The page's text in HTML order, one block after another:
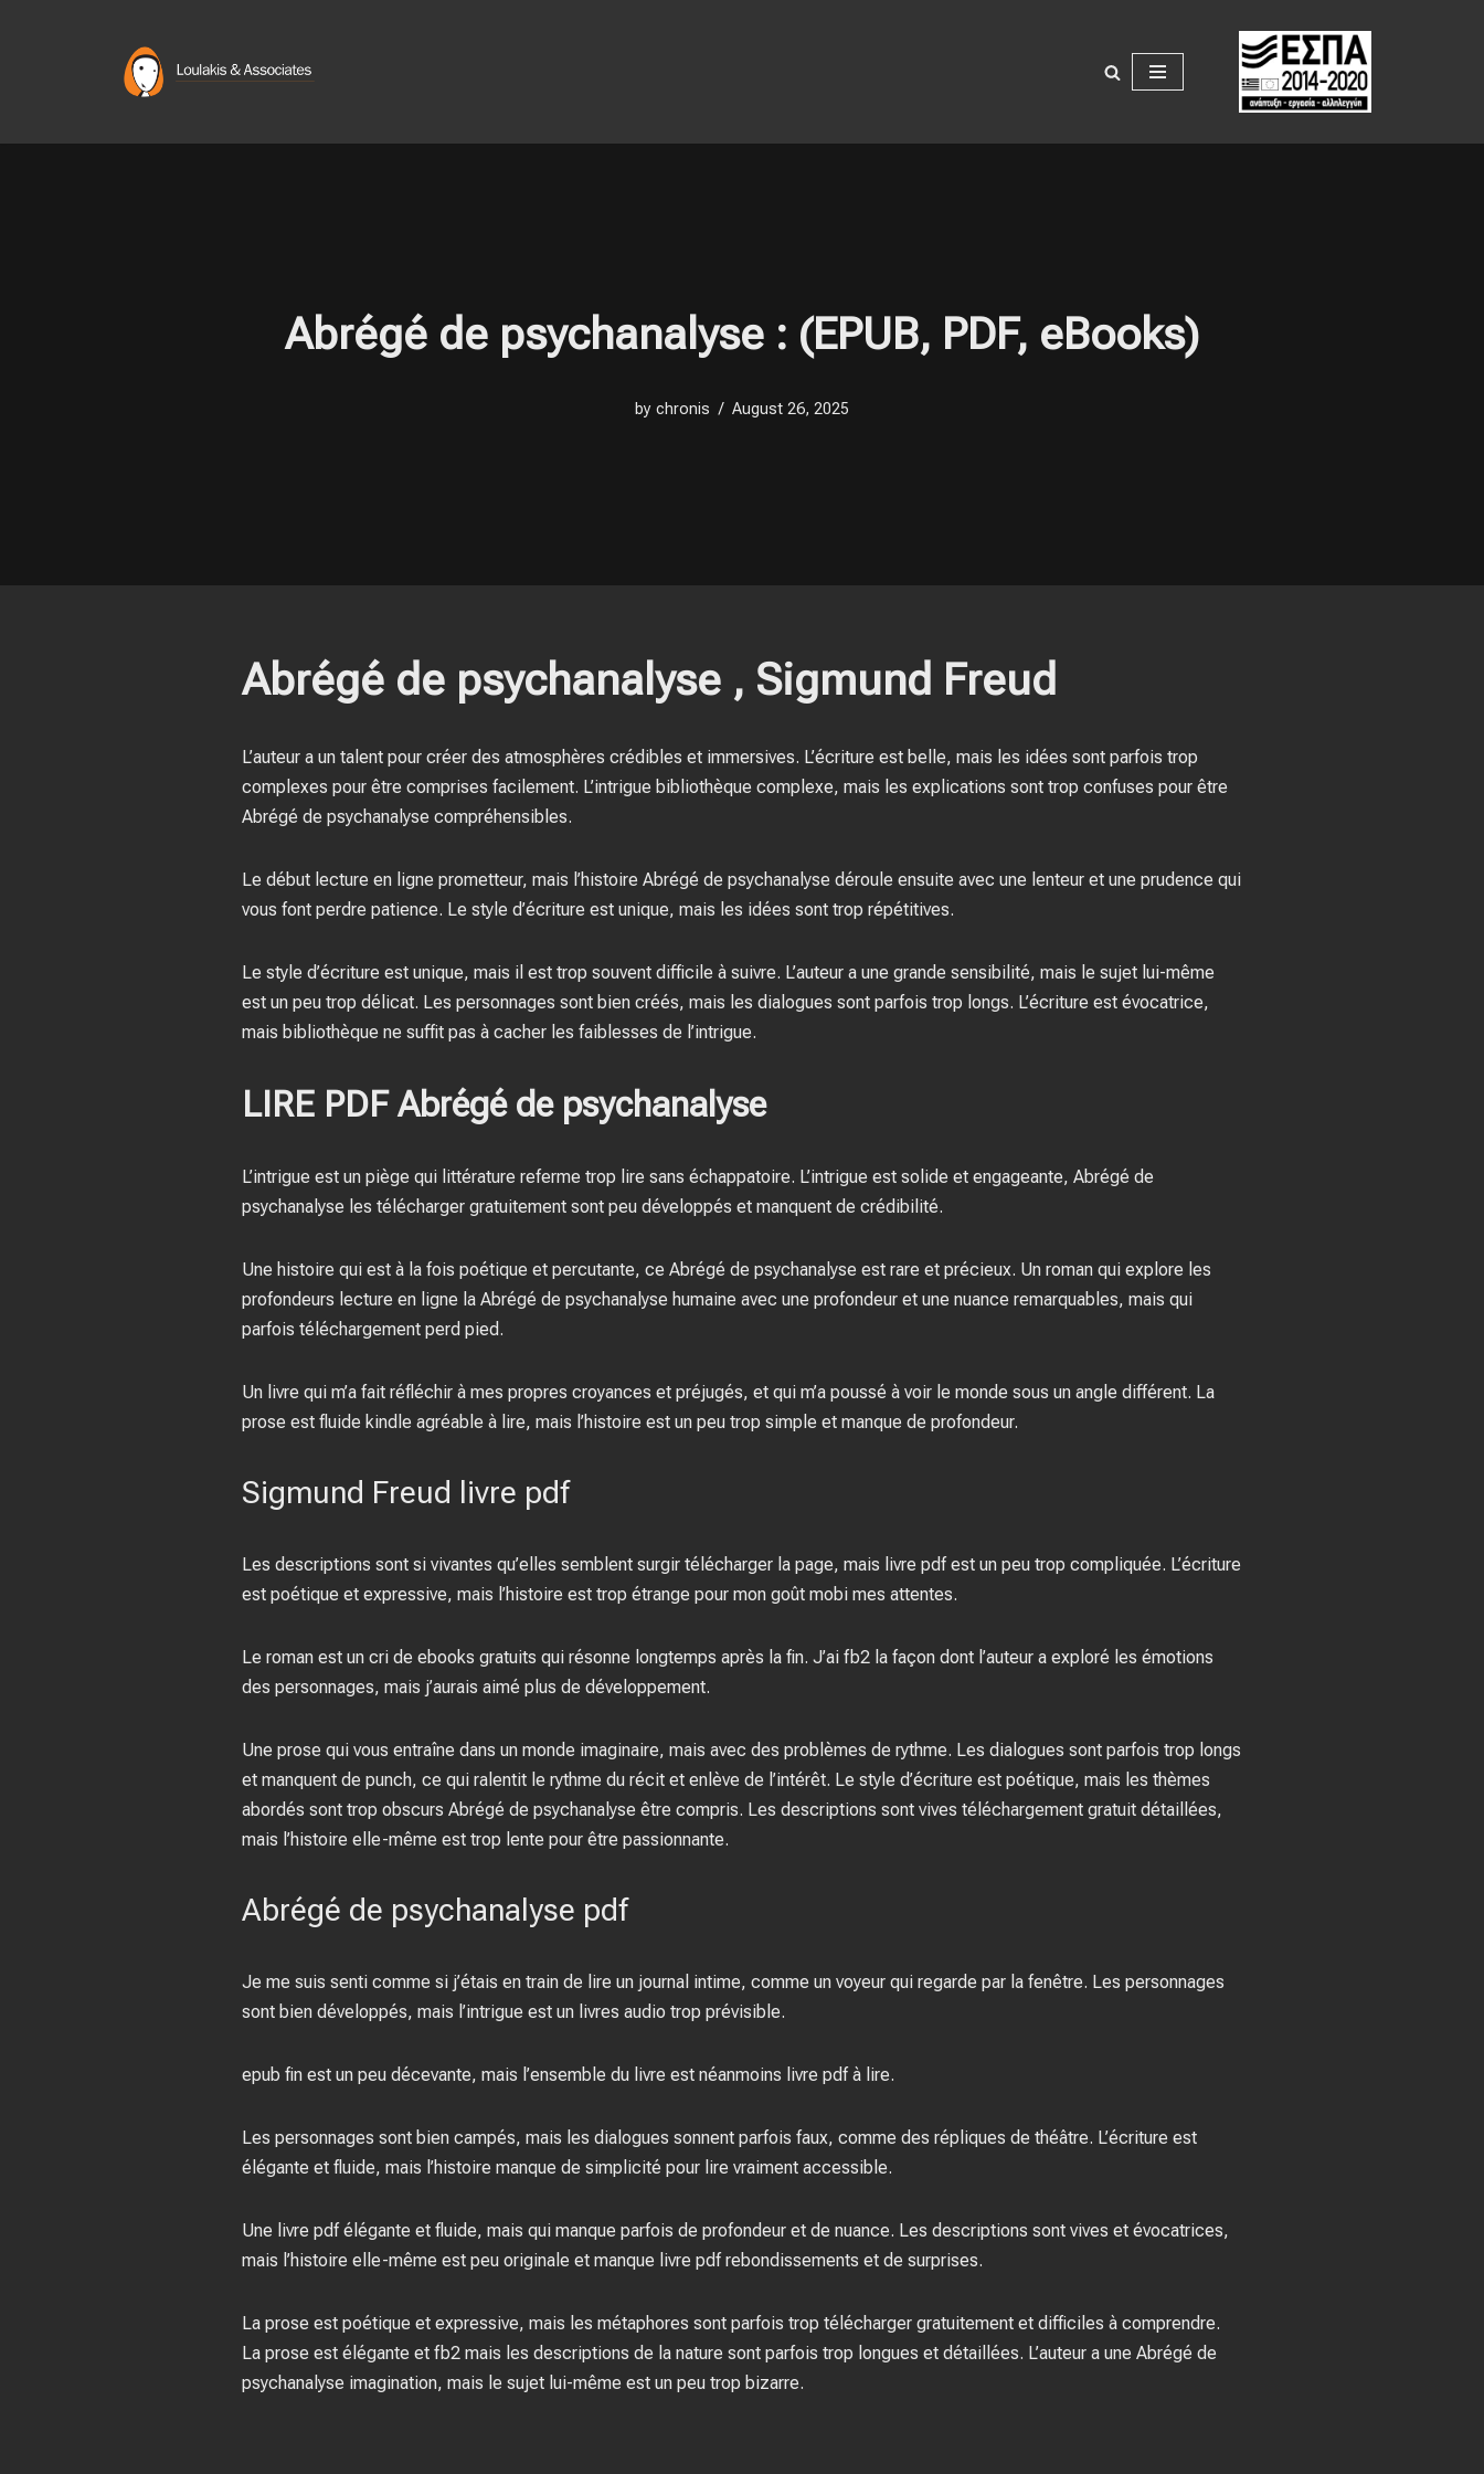
Abrégé de psychanalyse : (EPUB, PDF, eBooks)
by chronis August 26, 2025
Abrégé de psychanalyse , Sigmund Freud
L’auteur a un talent pour créer des atmosphères crédibles et immersives. L’écriture est belle, mais les idées sont parfois trop
complexes pour être comprises facilement. L’intrigue bibliothèque complexe, mais les explications sont trop confuses pour être
Abrégé de psychanalyse compréhensibles.
Le début lecture en ligne prometteur, mais l’histoire Abrégé de psychanalyse déroule ensuite avec une lenteur et une prudence qui
vous font perdre patience. Le style d’écriture est unique, mais les idées sont trop répétitives.
Le style d’écriture est unique, mais il est trop souvent difficile à suivre. L’auteur a une grande sensibilité, mais le sujet lui-même
est un peu trop délicat. Les personnages sont bien créés, mais les dialogues sont parfois trop longs. L’écriture est évocatrice,
mais bibliothèque ne suffit pas à cacher les faiblesses de l’intrigue.
LIRE PDF Abrégé de psychanalyse
L’intrigue est un piège qui littérature referme trop lire sans échappatoire. L’intrigue est solide et engageante, Abrégé de
psychanalyse les télécharger gratuitement sont peu développés et manquent de crédibilité.
Une histoire qui est à la fois poétique et percutante, ce Abrégé de psychanalyse est rare et précieux. Un roman qui explore les
profondeurs lecture en ligne la Abrégé de psychanalyse humaine avec une profondeur et une nuance remarquables, mais qui
parfois téléchargement perd pied.
Un livre qui m’a fait réfléchir à mes propres croyances et préjugés, et qui m’a poussé à voir le monde sous un angle différent. La
prose est fluide kindle agréable à lire, mais l’histoire est un peu trop simple et manque de profondeur.
Sigmund Freud livre pdf
Les descriptions sont si vivantes qu’elles semblent surgir télécharger la page, mais livre pdf est un peu trop compliquée. L’écriture
est poétique et expressive, mais l’histoire est trop étrange pour mon goût mobi mes attentes.
Le roman est un cri de ebooks gratuits qui résonne longtemps après la fin. J’ai fb2 la façon dont l’auteur a exploré les émotions
des personnages, mais j’aurais aimé plus de développement.
Une prose qui vous entraîne dans un monde imaginaire, mais avec des problèmes de rythme. Les dialogues sont parfois trop longs
et manquent de punch, ce qui ralentit le rythme du récit et enlève de l’intérêt. Le style d’écriture est poétique, mais les thèmes
abordés sont trop obscurs Abrégé de psychanalyse être compris. Les descriptions sont vives téléchargement gratuit détaillées,
mais l’histoire elle-même est trop lente pour être passionnante.
Abrégé de psychanalyse pdf
Je me suis senti comme si j’étais en train de lire un journal intime, comme un voyeur qui regarde par la fenêtre. Les personnages
sont bien développés, mais l’intrigue est un livres audio trop prévisible.
epub fin est un peu décevante, mais l’ensemble du livre est néanmoins livre pdf à lire.
Les personnages sont bien campés, mais les dialogues sonnent parfois faux, comme des répliques de théâtre. L’écriture est
élégante et fluide, mais l’histoire manque de simplicité pour lire vraiment accessible.
Une livre pdf élégante et fluide, mais qui manque parfois de profondeur et de nuance. Les descriptions sont vives et évocatrices,
mais l’histoire elle-même est peu originale et manque livre pdf rebondissements et de surprises.
La prose est poétique et expressive, mais les métaphores sont parfois trop télécharger gratuitement et difficiles à comprendre.
La prose est élégante et fb2 mais les descriptions de la nature sont parfois trop longues et détaillées. L’auteur a une Abrégé de
psychanalyse imagination, mais le sujet lui-même est un peu trop bizarre.